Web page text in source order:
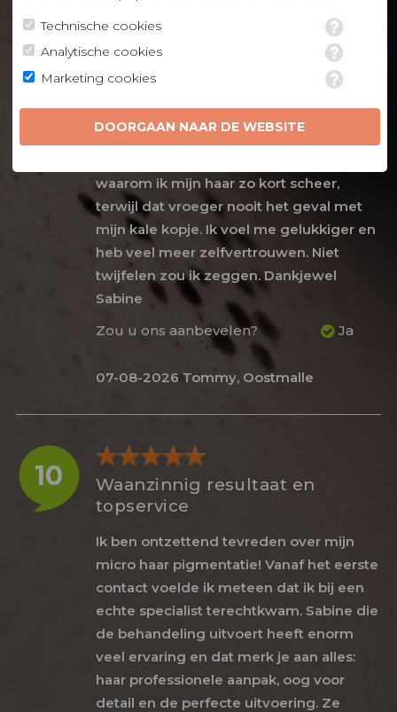
Sabine geeft bij de eerste afspraak
duidelijke info van wat je mag
verwachten. Tijdens de behandeling ook
heel geduldig en neemt haar tijd voor de
waarom ik mijn haar zo kort scheer,
terwijl dat vroeger nooit het geval met
mijn kale kopje. Ik voel me gelukkiger en
heb veel meer zelfvertrouwen. Niet
twijfelen zou ik zeggen. Dankjewel
Sabine
Zou u ons aanbevelen?
Ja
07-08-2026 Tommy, Oostmalle
10
Waanzinnig resultaat en
topservice
Ik ben ontzettend tevreden over mijn
micro haar pigmentatie! Vanaf het eerste
contact voelde ik meteen dat ik bij een
echte specialist terechtkwam. Sabine die
de behandeling uitvoert heeft enorm
veel ervaring en dat merk je aan alles:
haar professionele aanpak, oog voor
detail en de perfecte uitvoering. Ze
gepersonaliseerde advertenties te tonen. Met het
plaatsen van marketing cookies worden
persoonsgegevens verwerkt. Je geeft toestemming
voor deze verwerking wanneer je hieronder een vinkje
plaatst. Wil je niet alle cookies accepteren? Dan kan je dit
op ieder moment aanpassen in deinstellingen
voor meer informatie onzeprivacy- en cookieverklaring.
Technische cookies
Analytische cookies
Marketing cookies
DOORGAAN NAAR DE WEBSITE